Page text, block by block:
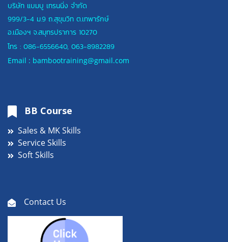
บริษัท แบมบู เทรนนิ่ง จำกัด
999/3-4 ม.9 ถ.สุขุมวิท ต.เทพารักษ์
อ.เมืองฯ จ.สมุทรปราการ 10270
โทร : 086-6556640, 063-8982289
Email : bambootraining@gmail.com
BB Course
Sales & MK Skills
Service Skills
Soft Skills
Contact Us